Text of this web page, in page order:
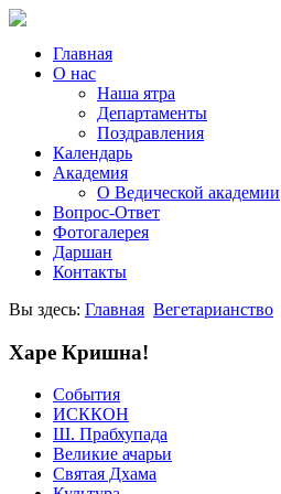
Главная
О нас
Наша ятра
Департаменты
Поздравления
Календарь
Академия
О Ведической академии
Вопрос-Ответ
Фотогалерея
Даршан
Контакты
Вы здесь: Главная Вегетарианство
Харе Кришна!
События
ИСККОН
Ш. Прабхупада
Великие ачарьи
Святая Дхама